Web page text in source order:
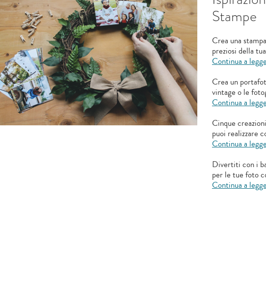
Stampe
Crea una
preziosi della
Continua a
Crea un
vintage o le
Continua a
Cinque
puoi realizzare
Continua a
Divertiti con i
per le tue foto
Continua a